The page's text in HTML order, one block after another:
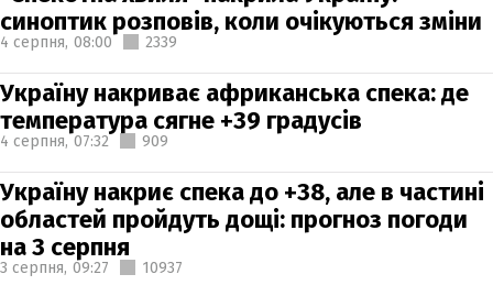
синоптик розповів, коли очікуються зміни
4 серпня, 08:00 2339
Україну накриває африканська спека: де
температура сягне +39 градусів
4 серпня, 07:32 909
Україну накриє спека до +38, але в частині
областей пройдуть дощі: прогноз погоди
на 3 серпня
3 серпня, 09:27 10937